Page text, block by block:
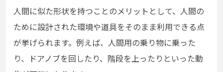
人間に似た形状を持つことのメリットとして、人間の
ために設計された環境や道具をそのまま利用できる点
が挙げられます。例えば、人間用の乗り物に乗った
り、ドアノブを回したり、階段を上ったりといった動